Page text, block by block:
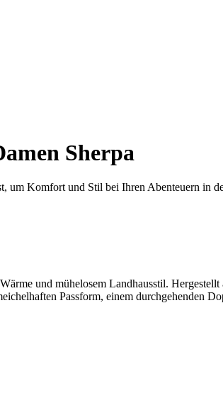
Sherpa
um Komfort und Stil bei Ihren Abenteuern in
und mühelosem Landhausstil.
Passform, einem durchgehenden